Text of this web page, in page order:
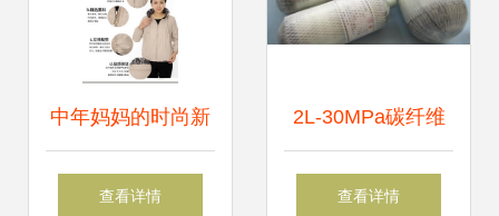
中年妈妈的时尚新
选择 2013秋冬新
查看详情
2L-30MPa碳纤维
气瓶 轻量化高压储
查看详情